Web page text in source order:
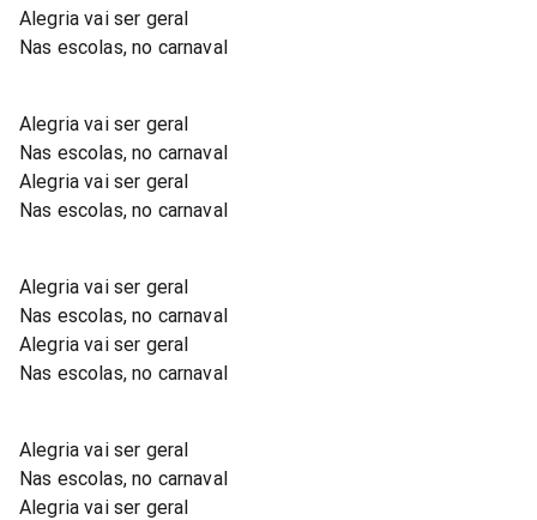
Alegria vai ser geral
Nas escolas, no carnaval
Alegria vai ser geral
Nas escolas, no carnaval
Alegria vai ser geral
Nas escolas, no carnaval
Alegria vai ser geral
Nas escolas, no carnaval
Alegria vai ser geral
Nas escolas, no carnaval
Alegria vai ser geral
Nas escolas, no carnaval
Alegria vai ser geral